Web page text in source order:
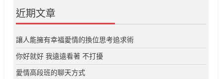
近期文章
讓人能擁有幸福愛情的換位思考追求術
你好就好 我遠遠看著 不打擾
愛情高段班的聊天方式